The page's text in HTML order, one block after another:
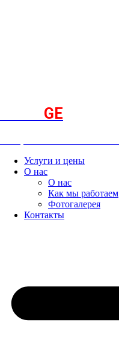
GE
Услуги и цены
О нас
О нас
Как мы работаем
Фотогалерея
Контакты